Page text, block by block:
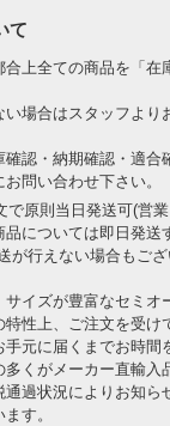
て
合上全ての商品を「在
い場合はスタッフより
確認・納期確認・適合
問い合わせ下さい。
で原則当日発送可(営業
については即日発送
が行えない場合もご
サイズが豊富なセミオ
性上、ご注文を受け
元に届くまでお時間
多くがメーカー直輸入
過状況によりお知ら
す。